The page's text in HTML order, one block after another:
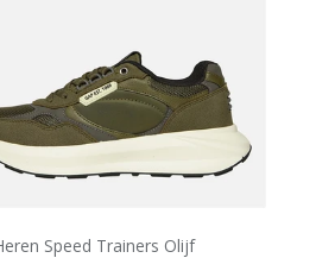
Speed Trainers Olijf